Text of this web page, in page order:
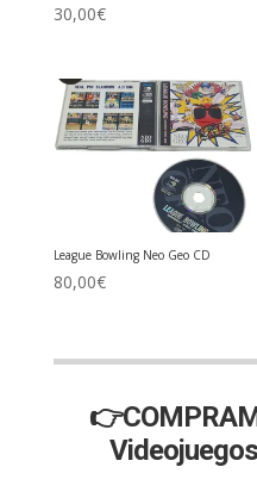
30,00€
League Bowling Neo Geo CD
80,00€